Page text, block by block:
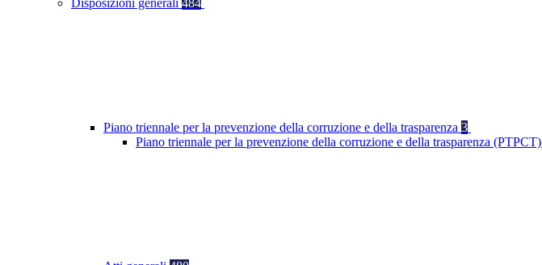
Disposizioni generali 484
Piano triennale per la prevenzione della corruzione e della trasparenza 3
Piano triennale per la prevenzione della corruzione e della trasparenza (PTPCT)